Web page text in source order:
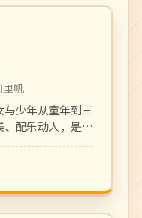
里帆
少年从童年到三
配乐动人，是治
全 20 集